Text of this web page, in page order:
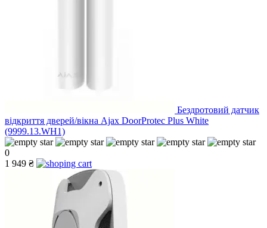
Бездротовий датчик
відкриття дверей/вікна Ajax DoorProtec Plus White
(9999.13.WH1)
0
1 949 ₴